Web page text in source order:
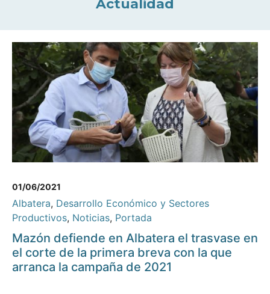
Actualidad
01/06/2021
Albatera, Desarrollo Económico y Sectores
Productivos, Noticias, Portada
Mazón defiende en Albatera el trasvase en
el corte de la primera breva con la que
arranca la campaña de 2021